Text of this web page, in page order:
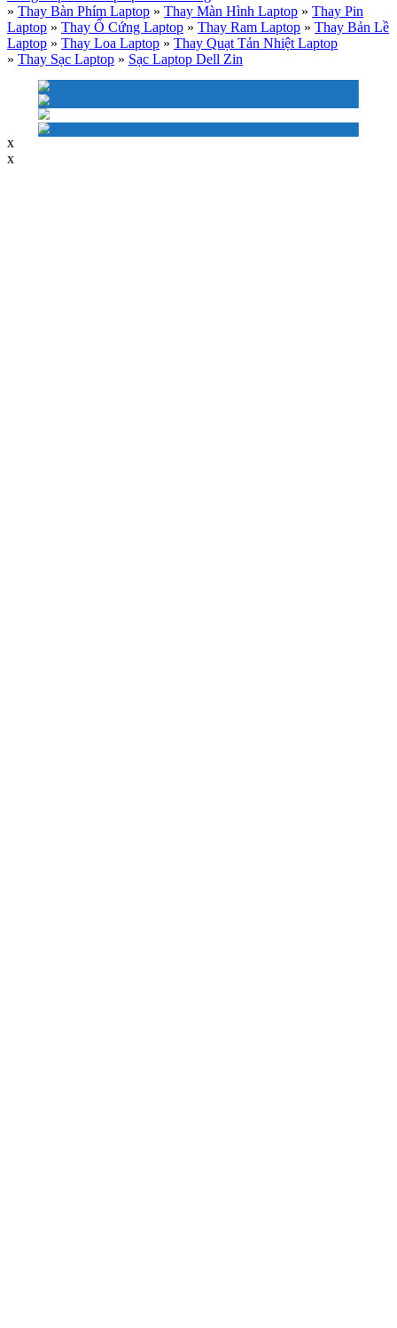
» Thay Bàn Phím Laptop » Thay Màn Hình Laptop » Thay Pin
Laptop » Thay Ổ Cứng Laptop » Thay Ram Laptop » Thay Bản Lề
Laptop » Thay Loa Laptop » Thay Quạt Tản Nhiệt Laptop
» Thay Sạc Laptop » Sạc Laptop Dell Zin
x
x